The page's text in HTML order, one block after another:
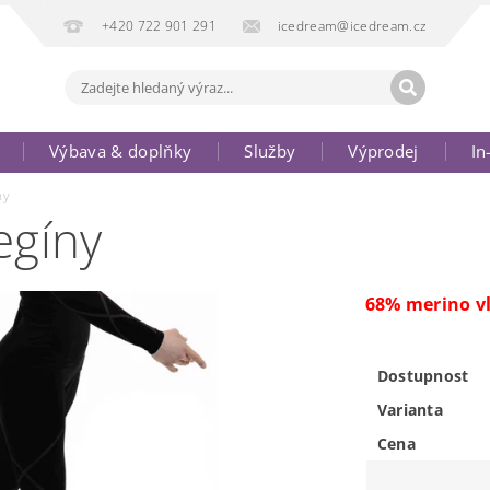
+420 722 901 291 icedream@icedream.cz
Výbava & doplňky Služby Výprodej
68% merino
Dostupnost
Varianta
Cena